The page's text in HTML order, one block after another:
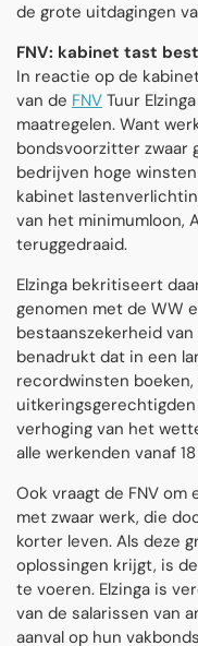
de grote uitdagingen
FNV: kabinet tast
In reactie op de
van de FNV Tuur
maatregelen. Want
bondsvoorzitter zwaar
bedrijven hoge
kabinet
van het minimumloon,
teruggedraaid.
Elzinga bekritiseert
genomen met de WW
bestaanszekerheid
benadrukt dat in een
recordwinsten
verhoging van het
alle werkenden vanaf
Ook vraagt de FNV
met zwaar werk, die
korter leven. Als deze
oplossingen krijgt, is
te voeren. Elzinga is
van de salarissen van
aanval op hun